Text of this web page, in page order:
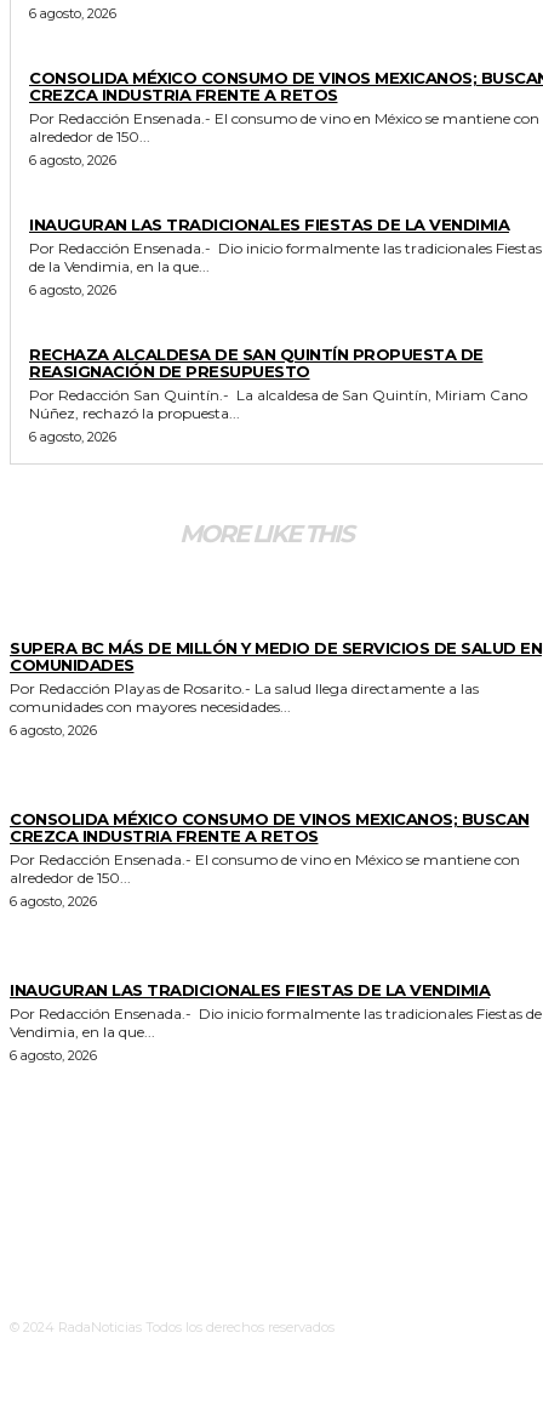
6 agosto, 2026
CONSOLIDA MÉXICO CONSUMO DE VINOS MEXICANOS;
CREZCA INDUSTRIA FRENTE A RETOS
Por Redacción Ensenada.- El consumo de vino en México se mantiene con
alrededor de 150...
6 agosto, 2026
INAUGURAN LAS TRADICIONALES FIESTAS DE LA VENDIMIA
Por Redacción Ensenada.- Dio inicio formalmente las tradicionales Fiestas
de la Vendimia, en la que...
6 agosto, 2026
RECHAZA ALCALDESA DE SAN QUINTÍN PROPUESTA DE
REASIGNACIÓN DE PRESUPUESTO
Por Redacción San Quintín.- La alcaldesa de San Quintín, Miriam Cano
Núñez, rechazó la propuesta...
6 agosto, 2026
MORE LIKE THIS
SUPERA BC MÁS DE MILLÓN Y MEDIO DE SERVICIOS DE SALUD EN
COMUNIDADES
Por Redacción Playas de Rosarito.- La salud llega directamente a las
comunidades con mayores necesidades...
6 agosto, 2026
CONSOLIDA MÉXICO CONSUMO DE VINOS MEXICANOS; BUSCAN
CREZCA INDUSTRIA FRENTE A RETOS
Por Redacción Ensenada.- El consumo de vino en México se mantiene con
alrededor de 150...
6 agosto, 2026
INAUGURAN LAS TRADICIONALES FIESTAS DE LA VENDIMIA
Por Redacción Ensenada.- Dio inicio formalmente las tradicionales Fiestas de la
Vendimia, en la que...
6 agosto, 2026
© 2024 RadaNoticias Todos los derechos reservados